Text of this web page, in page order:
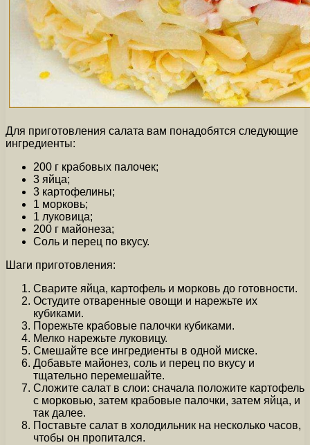
Для приготовления салата вам понадобятся следующие
ингредиенты:
200 г крабовых палочек;
3 яйца;
3 картофелины;
1 морковь;
1 луковица;
200 г майонеза;
Соль и перец по вкусу.
Шаги приготовления:
Сварите яйца, картофель и морковь до готовности.
Остудите отваренные овощи и нарежьте их
кубиками.
Порежьте крабовые палочки кубиками.
Мелко нарежьте луковицу.
Смешайте все ингредиенты в одной миске.
Добавьте майонез, соль и перец по вкусу и
тщательно перемешайте.
Сложите салат в слои: сначала положите картофель
с морковью, затем крабовые палочки, затем яйца, и
так далее.
Поставьте салат в холодильник на несколько часов,
чтобы он пропитался.